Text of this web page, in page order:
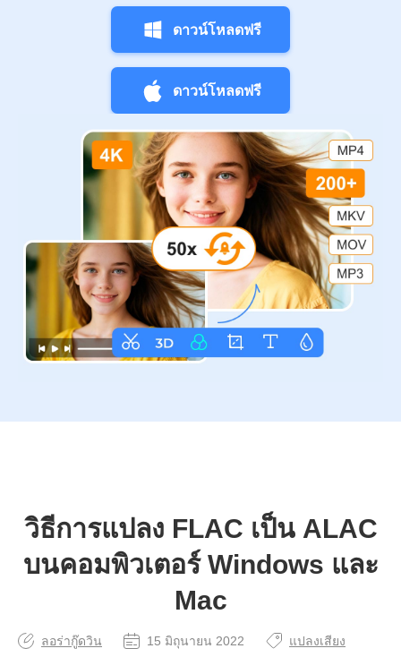
ดาวน์โหลดฟรี
ดาวน์โหลดฟรี
วิธีการแปลง FLAC เป็น ALAC
บนคอมพิวเตอร์ Windows และ
Mac
ลอร่ากู๊ดวิน 15 มิถุนายน 2022 แปลงเสียง